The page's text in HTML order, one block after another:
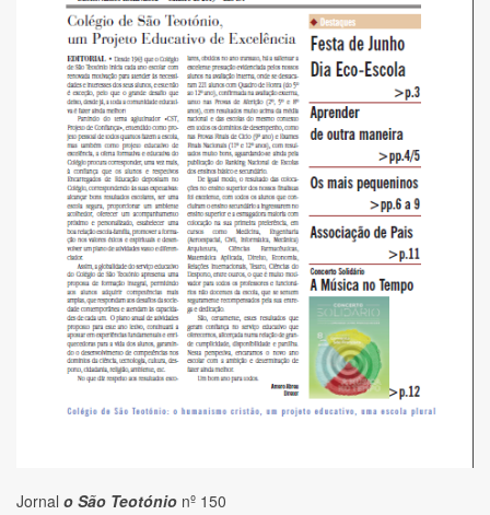
Jornal o São Teotónio nº 150